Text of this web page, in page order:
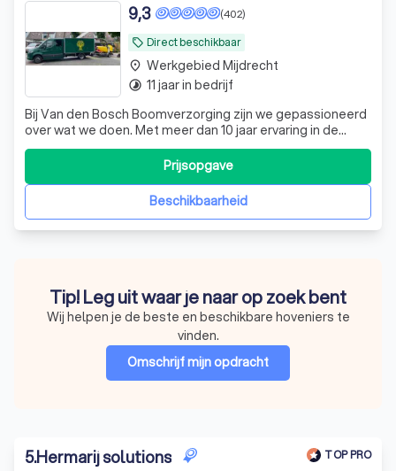
local_offer Direct beschikbaar
(402)
9,3
Bij Van den Bosch Boomverzorging zijn we gepassioneerd
over wat we doen. Met meer dan 10 jaar ervaring in de
groensector, zijn we een jong bedrijf dat elke dag streeft
naar 100% klanttevredenheid. Onze diensten omvatten
het rooien, kappen en snoeien van bomen. Bij het rooien
wordt de volledige boom,Beschikbaarheid
Prijsopgave
place Werkgebied Mijdrecht
timelapse 11 jaar in bedrijf
Tip! Leg uit waar je naar op zoek bent
Wij helpen je de beste en beschikbare hoveniers te
vinden.
Omschrijf mijn opdracht
5.Hermarij solutions TOP PRO